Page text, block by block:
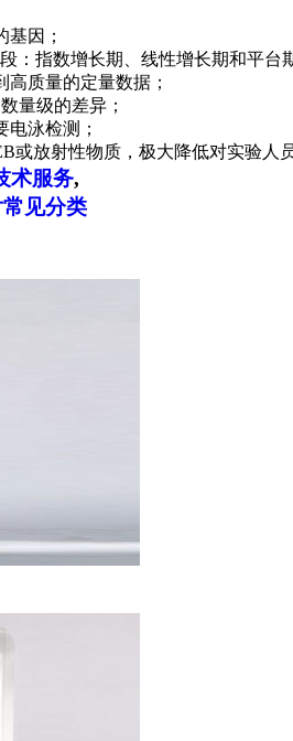
基因；
：指数增长期、线性增长期和平
质量的定量数据；
量级的差异；
电泳检测；
或放射性物质，极大降低对实验人
术服务,
见分类